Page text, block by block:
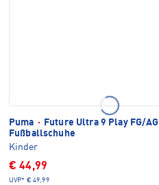
Puma ·
Future Ultra 9 Play FG/AG
Fußballschuhe
Kinder
€ 44,99
UVP* € 49,99